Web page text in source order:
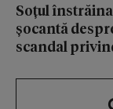
Soțul
șocantă
scandal